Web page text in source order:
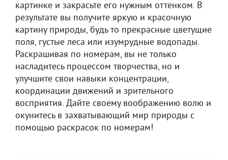
картинке и закрасьте его нужным оттенком. В
результате вы получите яркую и красочную
картину природы, будь то прекрасные цветущие
поля, густые леса или изумрудные водопады.
Раскрашивая по номерам, вы не только
насладитесь процессом творчества, но и
улучшите свои навыки концентрации,
координации движений и зрительного
восприятия. Дайте своему воображению волю и
окунитесь в захватывающий мир природы с
помощью раскрасок по номерам!